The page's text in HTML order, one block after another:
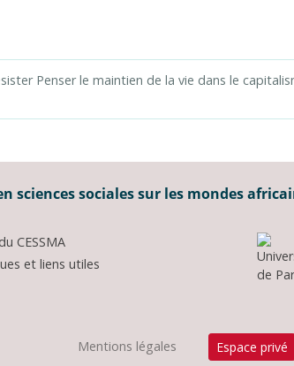
Penser le maintien de la vie dans le
sciences sociales sur les mondes
CESSMA
et liens utiles
Mentions légales Espace privé